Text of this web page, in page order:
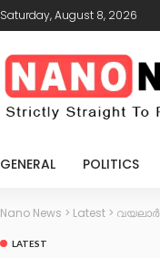
Saturday, August 8, 2026
GENERAL POLITICS
Nano News > Latest > വയലാർ
LATEST